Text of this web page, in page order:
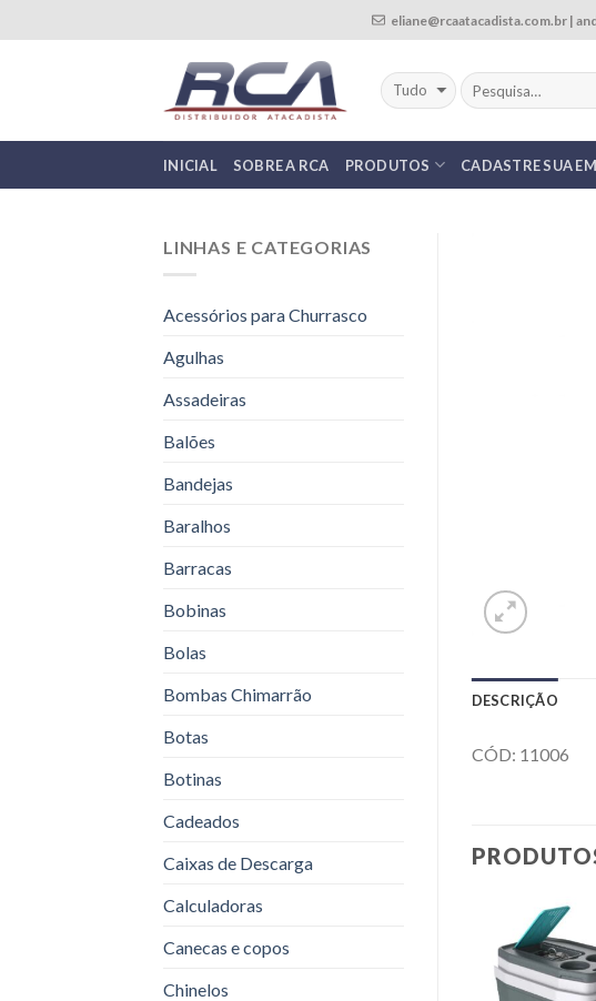
to
eliane@rcaatacadista.com.br |
INICIAL SOBRE A RCA PRODUTOS CADASTRE SUA
DESCRIÇÃO
CÓD: 11006
LINHAS E CATEGORIAS
Acessórios para Churrasco
Agulhas
Assadeiras
Balões
Bandejas
Baralhos
Barracas
Bobinas
Bolas
Bombas Chimarrão
Botas
Botinas
Cadeados
Caixas de Descarga
Calculadoras
Canecas e copos
Chinelos